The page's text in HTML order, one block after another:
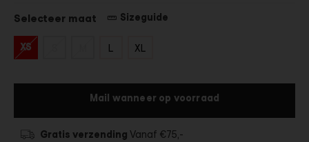
Selecteer maat Sizeguide
XS L XL
Mail wanneer op voorraad
Gratis verzending Vanaf €75,-